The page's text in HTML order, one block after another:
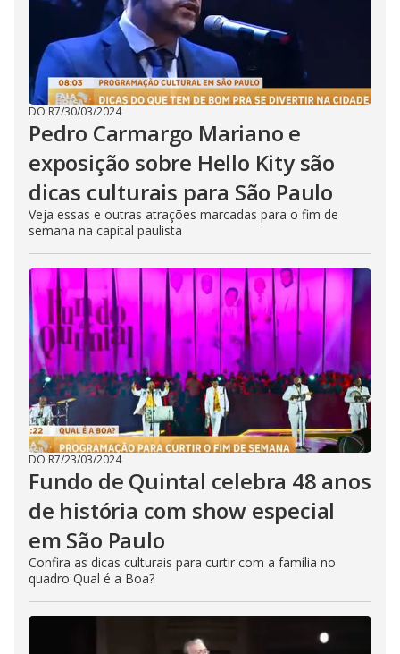
DO R7/30/03/2024
Pedro Carmargo Mariano e
exposição sobre Hello Kity são
dicas culturais para São Paulo
Veja essas e outras atrações marcadas para o fim de
semana na capital paulista
DO R7/23/03/2024
Fundo de Quintal celebra 48 anos
de história com show especial
em São Paulo
Confira as dicas culturais para curtir com a família no
quadro Qual é a Boa?